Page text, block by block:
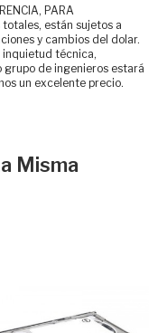
PARA
totales, están sujetos a
y cambios del dolar.
inquietud técnica,
de ingenieros estará
un excelente precio.
Misma